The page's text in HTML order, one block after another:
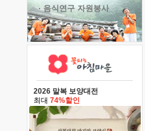
· 음식연구 자원봉사
2026 말복 보양대전
최대 74%할인